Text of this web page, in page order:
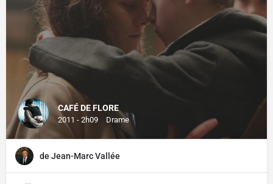
CAFÉ DE FLORE
2011 - 2h09 Drame
de Jean-Marc Vallée